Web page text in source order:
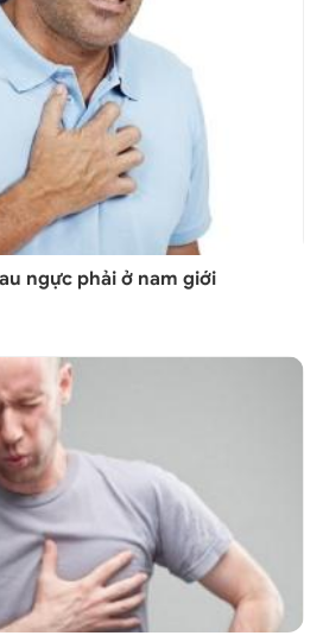
ngực phải ở nam giới